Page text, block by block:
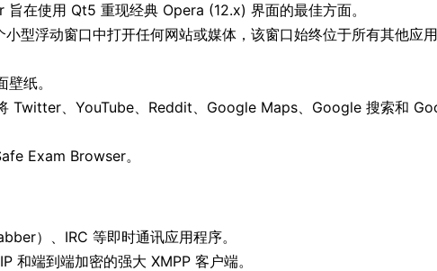
在使用 Qt5 重现经典 Opera (12.x) 界面的最佳方面。
型浮动窗口中打开任何网站或媒体，该窗口始终位于所有其他应
纸。
Twitter、YouTube、Reddit、Google Maps、Google 搜索和
Exam Browser。
）、IRC 等即时通讯应用程序。
和端到端加密的强大 XMPP 客户端。